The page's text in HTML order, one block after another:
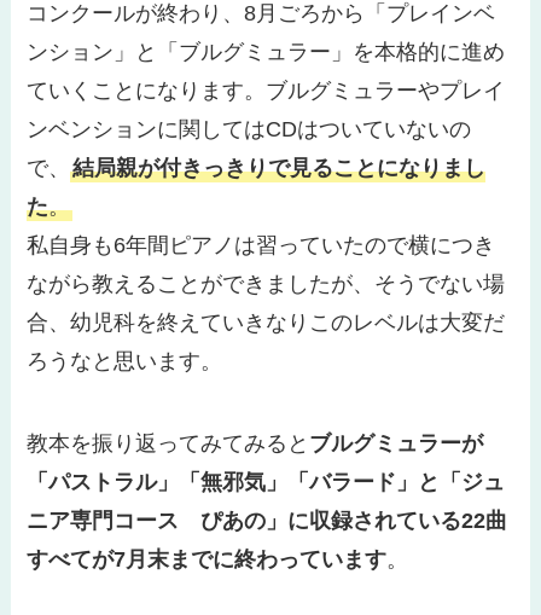
コンクールが終わり、8月ごろから「プレインベ
ンション」と「ブルグミュラー」を本格的に進め
ていくことになります。ブルグミュラーやプレイ
ンベンションに関してはCDはついていないの
で、結局親が付きっきりで見ることになりまし
た。
私自身も6年間ピアノは習っていたので横につき
ながら教えることができましたが、そうでない場
合、幼児科を終えていきなりこのレベルは大変だ
ろうなと思います。
教本を振り返ってみてみると ブルグミュラーが
「パストラル」「無邪気」「バラード」と「ジュ
ニア専門コース ぴあの」に収録されている22曲
すべてが7月末までに終わっています。